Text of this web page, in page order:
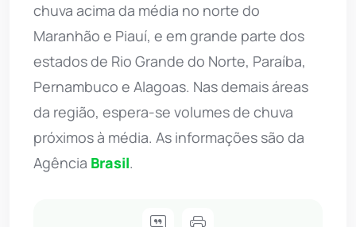
chuva acima da média no norte do
Maranhão e Piauí, e em grande parte dos
estados de Rio Grande do Norte, Paraíba,
Pernambuco e Alagoas. Nas demais áreas
da região, espera-se volumes de chuva
próximos à média. As informações são da
Agência Brasil.